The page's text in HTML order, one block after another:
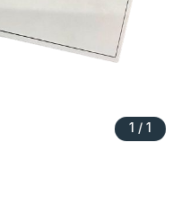
1 / 1